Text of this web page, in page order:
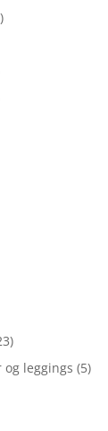
leggings (5)